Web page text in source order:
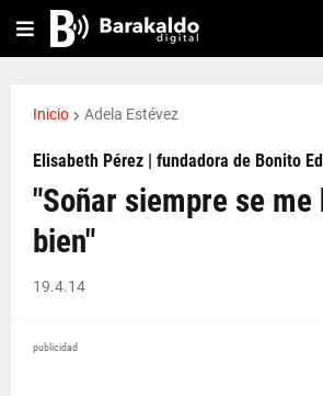
Inicio Adela Estévez
Elisabeth Pérez | fundadora de Bonito
"Soñar siempre se me
bien"
19.4.14
publicidad